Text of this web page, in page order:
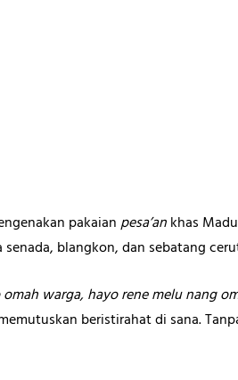
pakaianpesa’ankhas
blangkon, dan sebatang
omah warga, hayo rene melu nang
beristirahat di sana.